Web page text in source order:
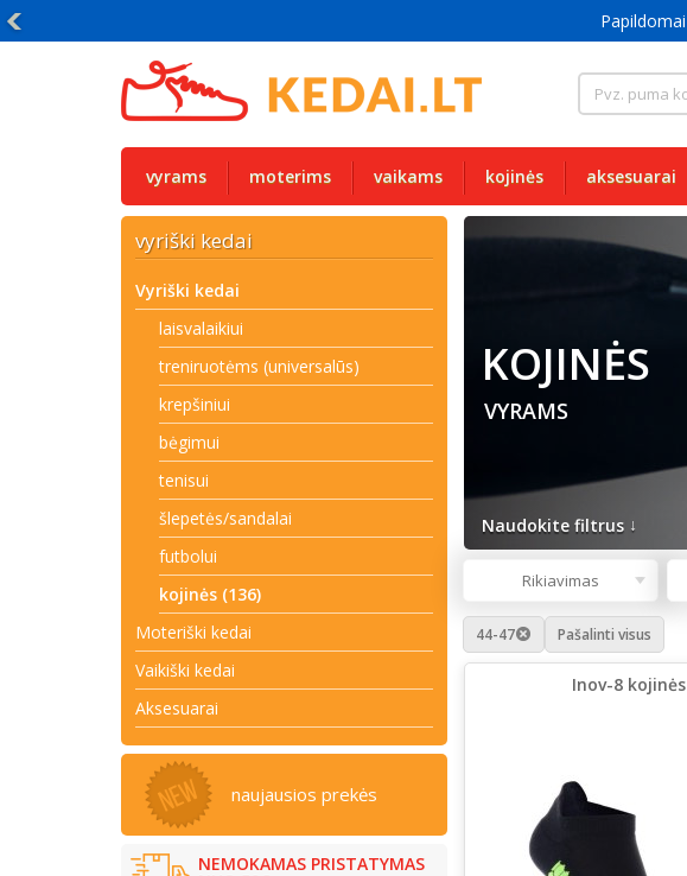
Papildomai -20% visiems kedams su kodu KEDAI20
vyrams moterims vaikams kojinės aksesuarai
vyriški kedai
Vyriški kedai
laisvalaikiui
treniruotėms (universalūs)
krepšiniui
bėgimui
tenisui
šlepetės/sandalai
futbolui
kojinės (136)
Moteriški kedai
Vaikiški kedai
Aksesuarai
naujausios prekės
NEMOKAMAS PRISTATYMAS
Naudokite filtrus ↓
KOJINĖS
VYRAMS
Rikiavimas
44-47 Pašalinti visus
Inov-8 kojinės